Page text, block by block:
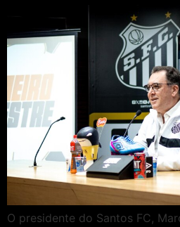
O presidente do Santos FC,